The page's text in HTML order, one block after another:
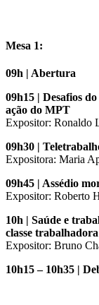
Mesa 1:
09h | Abertura
09h15 | Desafios
ação do MPT
Expositor: Ronaldo
09h30 |
Expositora: Maria
09h45 | Assédio
Expositor: Roberto
10h | Saúde e
classe trabalhadora
Expositor: Bruno
10h15 – 10h35 |